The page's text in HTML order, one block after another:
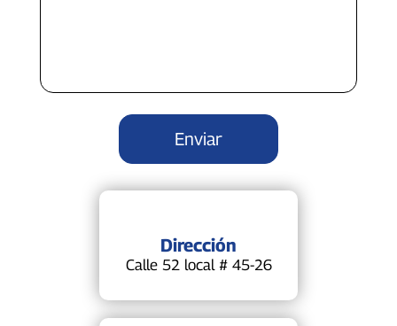
Dirección
Calle 52 local # 45-26